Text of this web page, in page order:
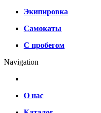
Экипировка
Самокаты
С пробегом
Navigation
О нас